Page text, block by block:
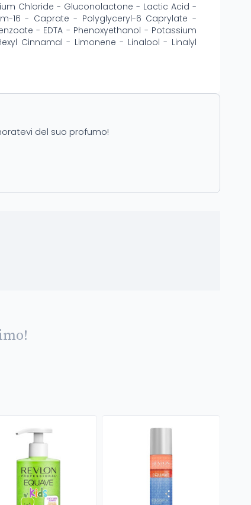
Chloride - Gluconolactone - Lactic Acid -
16 - Caprate - Polyglyceryl-6 Caprylate -
- EDTA - Phenoxyethanol - Potassium
Cinnamal - Limonene - Linalool - Linalyl
del suo profumo!